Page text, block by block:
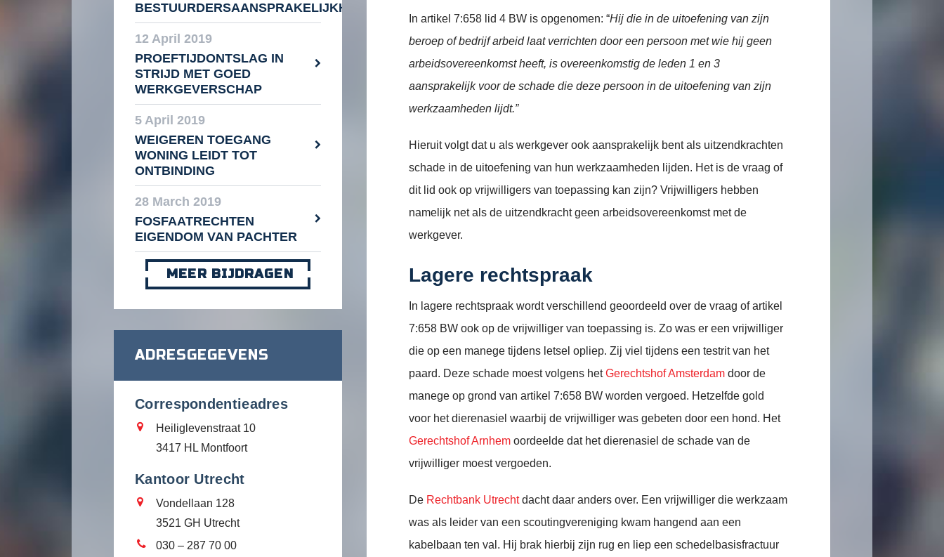
In artikel 7:658 lid 4 BW is opgenomen: “Hij die in de uitoefening van zijn
beroep of bedrijf arbeid laat verrichten door een persoon met wie hij geen
arbeidsovereenkomst heeft, is overeenkomstig de leden 1 en 3
aansprakelijk voor de schade die deze persoon in de uitoefening van zijn
werkzaamheden lijdt.”
Hieruit volgt dat u als werkgever ook aansprakelijk bent als uitzendkrachten
schade in de uitoefening van hun werkzaamheden lijden. Het is de vraag of
dit lid ook op vrijwilligers van toepassing kan zijn? Vrijwilligers hebben
namelijk net als de uitzendkracht geen arbeidsovereenkomst met de
werkgever.
Lagere rechtspraak
In lagere rechtspraak wordt verschillend geoordeeld over de vraag of artikel
7:658 BW ook op de vrijwilliger van toepassing is. Zo was er een vrijwilliger
die op een manege tijdens letsel opliep. Zij viel tijdens een testrit van het
paard. Deze schade moest volgens hetGerechtshof Amsterdam door de
manege op grond van artikel 7:658 BW worden vergoed. Hetzelfde gold
voor het dierenasiel waarbij de vrijwilliger was gebeten door een hond. Het
Gerechtshof Arnhem oordeelde dat het dierenasiel de schade van de
vrijwilliger moest vergoeden.
De Rechtbank Utrechtdacht daar anders over. Een vrijwilliger die werkzaam
was als leider van een scoutingvereniging kwam hangend aan een
kabelbaan ten val. Hij brak hierbij zijn rug en liep een schedelbasisfractuur
BESTUURDERSAANSPRAKELIJKHEID
12 April 2019
PROEFTIJDONTSLAG IN
STRIJD MET GOED
WERKGEVERSCHAP
5 April 2019
WEIGEREN TOEGANG
WONING LEIDT TOT
ONTBINDING
28 March 2019
FOSFAATRECHTEN
EIGENDOM VAN PACHTER
MEER BIJDRAGEN
ADRESGEGEVENS
Correspondentieadres
Heiliglevenstraat 10
3417 HL Montfoort
Kantoor Utrecht
Vondellaan 128
3521 GH Utrecht
030 – 287 70 00